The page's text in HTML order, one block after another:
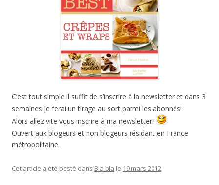
C’est tout simple il suffit de s’inscrire à la newsletter et dans 3
semaines je ferai un tirage au sort parmi les abonnés!
Alors allez vite vous inscrire à ma newsletter!!
Ouvert aux blogeurs et non blogeurs résidant en France
métropolitaine.
Cet article a été posté dans Bla bla le 19 mars 2012.